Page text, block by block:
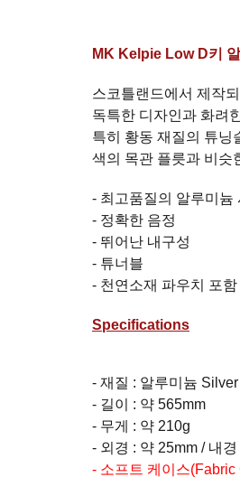
MK Kelpie Low D키
스코틀랜드에서 제작
독특한 디자인과 화려
특히 황동 재질의 튜닝
색의 목관 플릇과 비슷
- 최고품질의 알루미늄
- 정확한 음정
- 뛰어난 내구성
- 튜너블
- 천연소재 파우치 포함
Specifications
- 재질 : 알루미늄 Silver
- 길이 : 약 565mm
- 무게 : 약 210g
- 외경 : 약 25mm / 내
- 소프트 케이스